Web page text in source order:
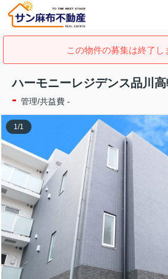
この物件の募集は終了し
ハーモニーレジデンス品川
- 管理/共益費 -
1/1